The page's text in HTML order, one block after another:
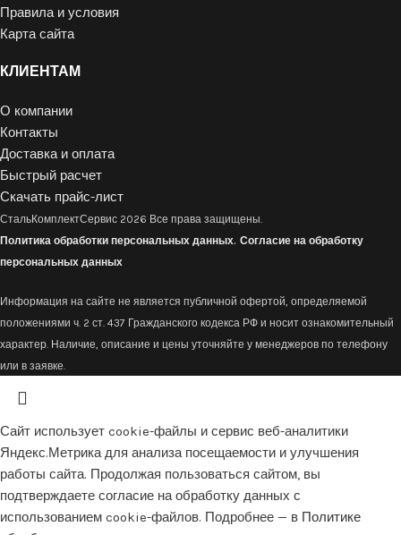
Правила и условия
Карта сайта
КЛИЕНТАМ
О компании
Контакты
Доставка и оплата
Быстрый расчет
Скачать прайс-лист
СтальКомплектСервис 2026 Все права защищены.
Политика обработки персональных данных. Согласие на обработку
персональных данных
Информация на сайте не является публичной офертой, определяемой
положениями ч. 2 ст. 437 Гражданского кодекса РФ и носит ознакомительный
характер. Наличие, описание и цены уточняйте у менеджеров по телефону
или в заявке.
Сайт использует cookie-файлы и сервис веб-аналитики
Яндекс.Метрика для анализа посещаемости и улучшения
работы сайта. Продолжая пользоваться сайтом, вы
подтверждаете согласие на обработку данных с
использованием cookie-файлов. Подробнее — в Политике